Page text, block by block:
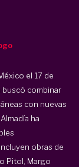
el 17 de
combinar
con nuevas
ha
obras de
Pitol, Margo